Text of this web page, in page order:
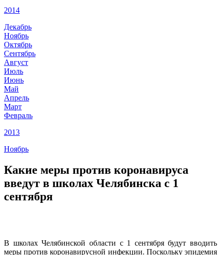
2014
Декабрь
Ноябрь
Октябрь
Сентябрь
Август
Июль
Июнь
Май
Апрель
Март
Февраль
2013
Ноябрь
Какие меры против коронавируса
введут в школах Челябинска с 1
сентября
В школах Челябинской области с 1 сентября будут вводить
меры против коронавирусной инфекции. Поскольку эпидемия